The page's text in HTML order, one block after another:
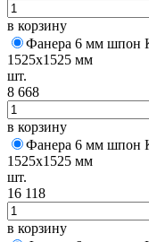
в корзину
Фанера 6 мм шпон
1525х1525 мм
шт.
8 668
в корзину
Фанера 6 мм шпон
1525х1525 мм
шт.
16 118
в корзину